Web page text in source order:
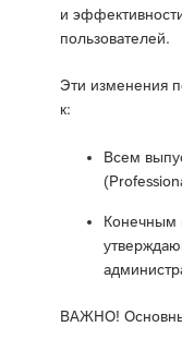
и
пользователей.
Эти изменения
к:
Всем
Конечным
ВАЖНО!